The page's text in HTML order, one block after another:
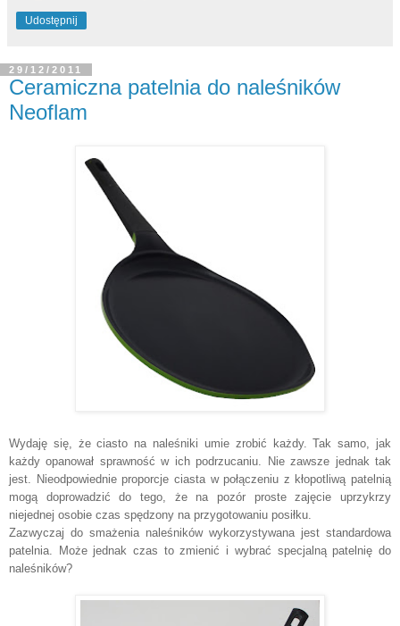
Udostępnij
29/12/2011
Ceramiczna patelnia do naleśników
Neoflam
Wydaję się, że ciasto na naleśniki umie zrobić każdy. Tak samo, jak
każdy opanował sprawność w ich podrzucaniu. Nie zawsze jednak tak
jest. Nieodpowiednie proporcje ciasta w połączeniu z kłopotliwą patelnią
mogą doprowadzić do tego, że na pozór proste zajęcie uprzykrzy
niejednej osobie czas spędzony na przygotowaniu posiłku.
Zazwyczaj do smażenia naleśników wykorzystywana jest standardowa
patelnia. Może jednak czas to zmienić i wybrać specjalną patelnię do
naleśników?